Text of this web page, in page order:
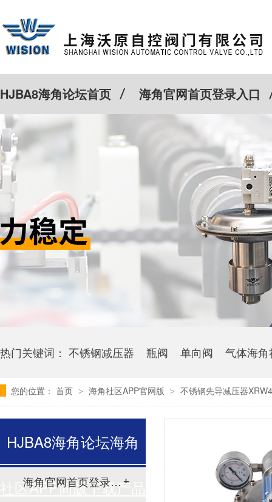
HJBA8海角论坛首页 海角官网首页登录入口
特殊定制 客户案例 Cv计算器
热门关键词： 不锈钢减压器 瓶阀 单向阀 气体海
您的位置： 首页 > 海角社区APP官网版 > 不锈钢先导减压器
HJBA8海角论坛海角
社区APP简版下载产品
海角官网首页登录入口